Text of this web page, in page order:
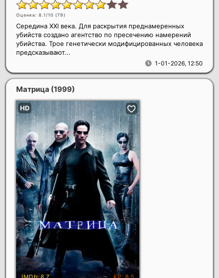
Оценка: 8.1/10 (79)
1-01-2026, 12:50
Середина XXI века. Для раскрытия преднамеренных
убийств создано агентство по пресечению намерений
убийства. Трое генетически модифицированных человека
предсказывают...
Матрица (1999)